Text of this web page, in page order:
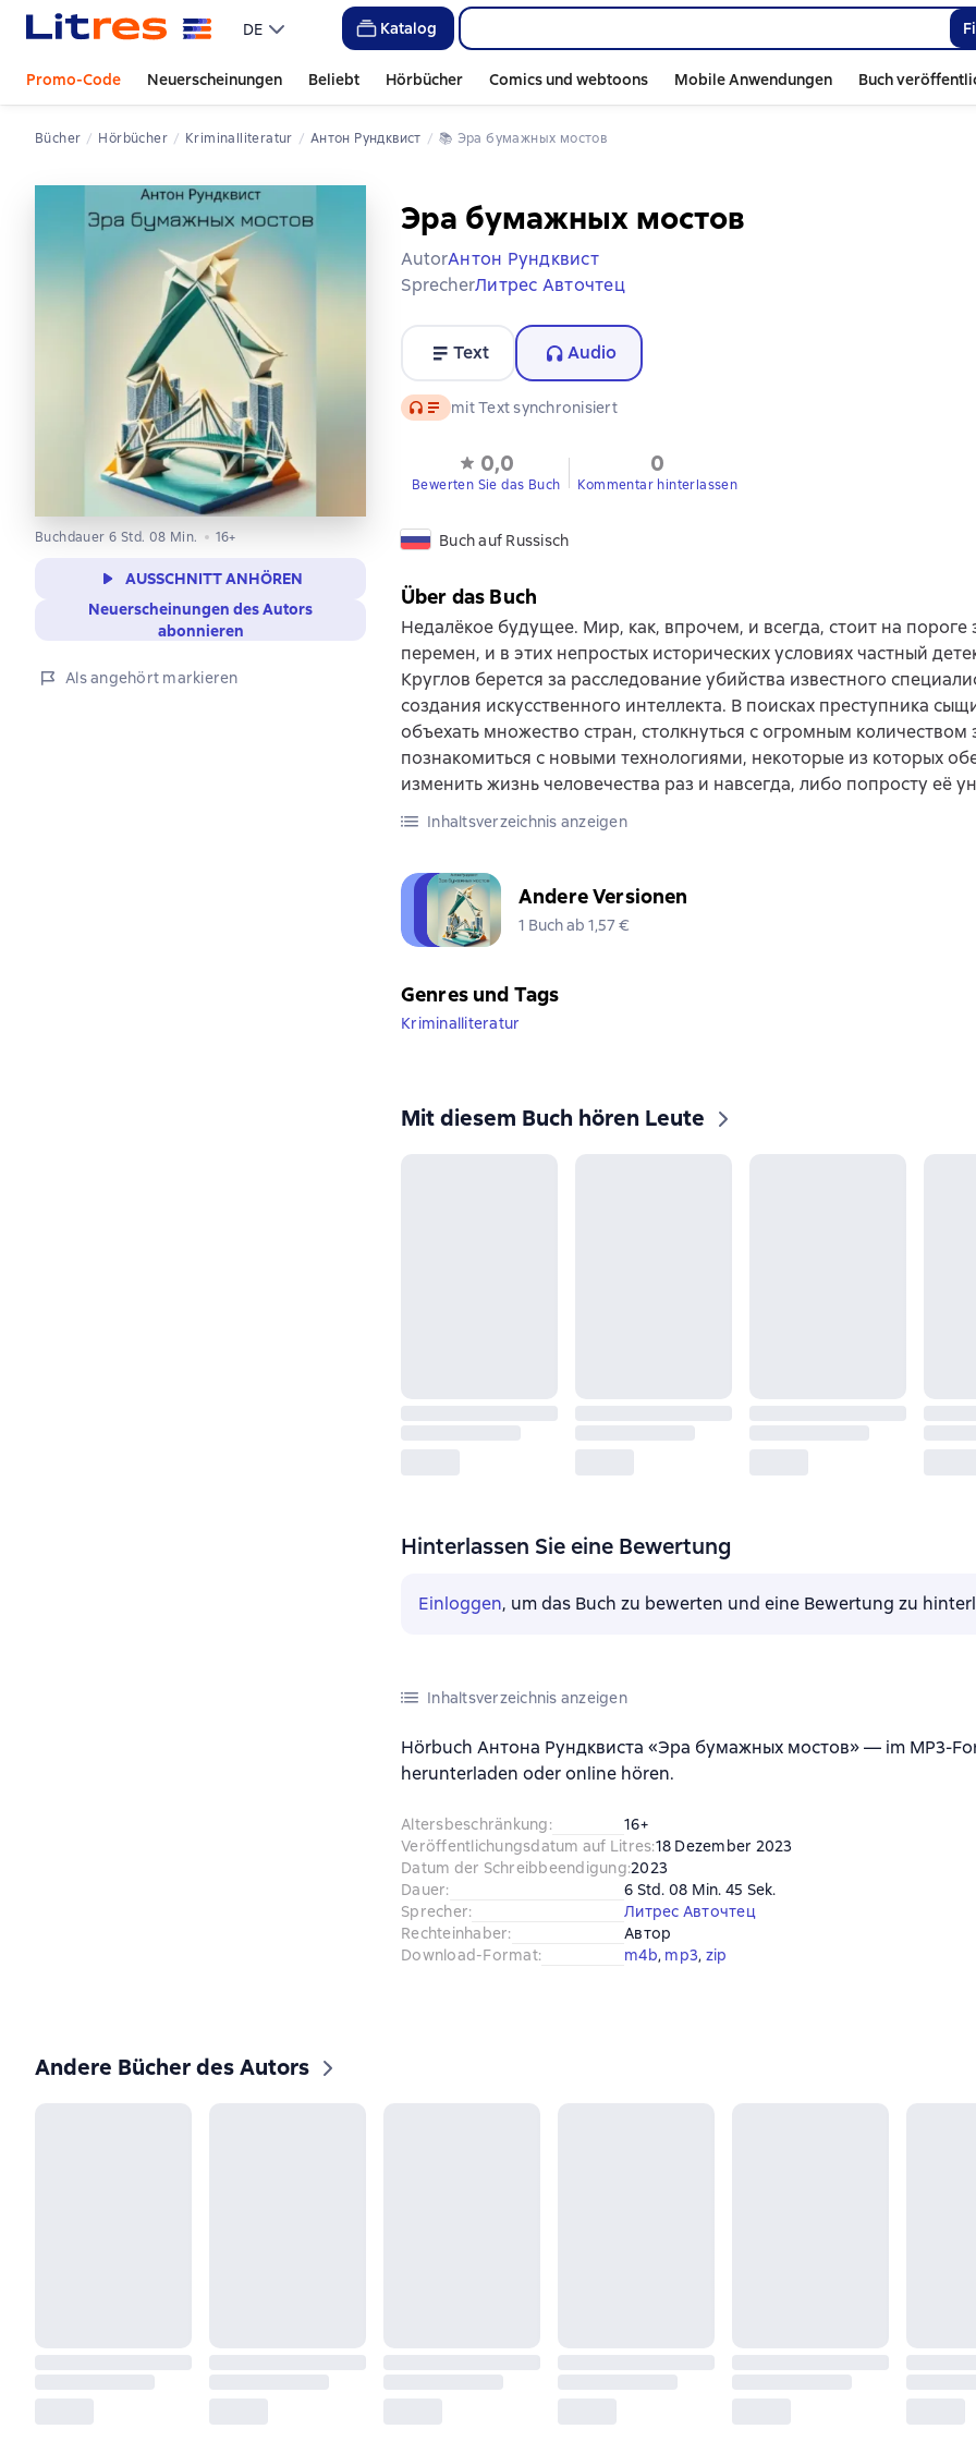
DE Katalog
Promo-Code Neuerscheinungen Beliebt Hörbücher Comics und webtoons Mobile Anwendungen Buch
Bücher Hörbücher Kriminalliteratur Антон Рундквист 📚 Эра бумажных мостов
Buchdauer 6 Std. 08 Min. 16+
AUSSCHNITT ANHÖREN
Neuerscheinungen des Autors
abonnieren
Als angehört markieren
Эра бумажных мостов
AutorАнтон Рундквист
SprecherЛитрес Авточтец
Text Audio
Audio mit Text synchronisiert
0,0
Bewerten Sie das Buch
0
Kommentar hinterlassen
Buch auf Russisch
Über das Buch
Недалёкое будущее. Мир, как, впрочем, и всегда, стоит на пороге
перемен, и в этих непростых исторических условиях частный
Круглов берется за расследование убийства известного
создания искусственного интеллекта. В поисках преступника
объехать множество стран, столкнуться с огромным количеством
познакомиться с новыми технологиями, некоторые из которых
изменить жизнь человечества раз и навсегда, либо попросту её
Inhaltsverzeichnis anzeigen
Andere Versionen
1 Buch ab 1,57 €
Genres und Tags
Kriminalliteratur
Mit diesem Buch hören Leute
Hinterlassen Sie eine Bewertung
Einloggen, um das Buch zu bewerten und eine Bewertung zu
Inhaltsverzeichnis anzeigen
Hörbuch Антона Рундквиста «Эра бумажных мостов» — im MP3-
herunterladen oder online hören.
Altersbeschränkung:
16+
Veröffentlichungsdatum auf Litres:18 Dezember 2023
Datum der Schreibbeendigung:2023
Dauer:
6 Std. 08 Min. 45 Sek.
Sprecher:
Литрес Авточтец
Rechteinhaber:
Автор
Download-Format: m4b, mp3, zip
Andere Bücher des Autors